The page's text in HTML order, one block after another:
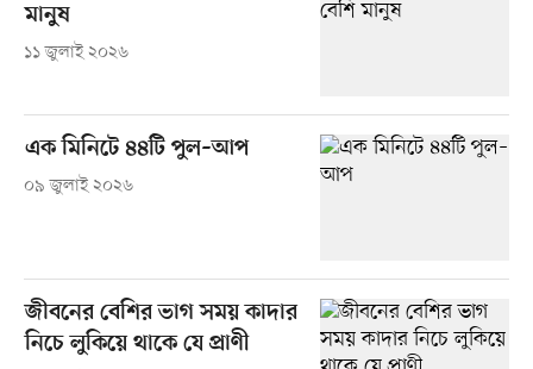
মানুষ
১১ জুলাই ২০২৬
এক মিনিটে ৪৪টি পুল–আপ
০৯ জুলাই ২০২৬
জীবনের বেশির ভাগ সময় কাদার
নিচে লুকিয়ে থাকে যে প্রাণী